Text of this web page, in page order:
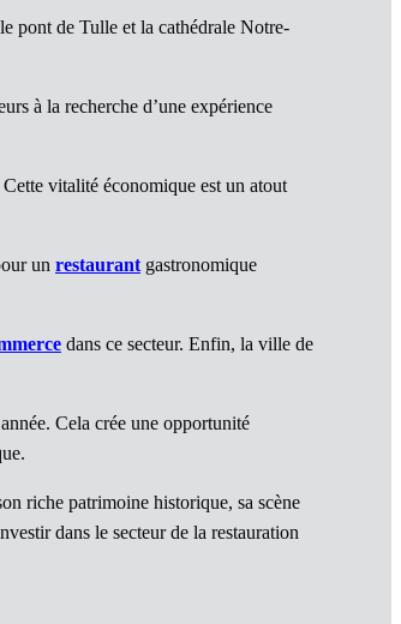
pont de Tulle et la cathédrale Notre-
à la recherche d’une expérience
vitalité économique est un atout
un restaurant gastronomique
dans ce secteur. Enfin, la ville de
Cela crée une opportunité
riche patrimoine historique, sa scène
dans le secteur de la restauration